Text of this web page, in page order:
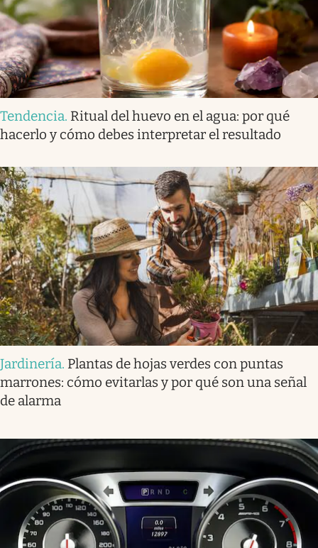
Tendencia. Ritual del huevo en el agua: por qué
hacerlo y cómo debes interpretar el resultado
Jardinería. Plantas de hojas verdes con puntas
marrones: cómo evitarlas y por qué son una señal
de alarma